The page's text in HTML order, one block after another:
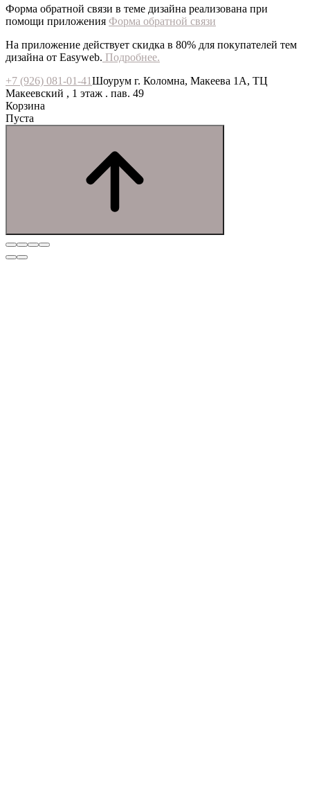
Форма обратной связи в теме дизайна реализована при
помощи приложения Форма обратной связи
На приложение действует скидка в 80% для покупателей тем
дизайна от Easyweb. Подробнее.
+7 (926) 081-01-41Шоурум г. Коломна, Макеева 1А, ТЦ
Макеевский , 1 этаж . пав. 49
Корзина
Пуста